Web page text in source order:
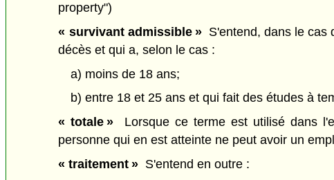
property")
« survivant admissible »S'entend, dans le cas
décès et qui a, selon le cas :
a) moins de 18 ans;
b) entre 18 et 25 ans et qui fait des études à
« totale » Lorsque ce terme est utilisé dans
personne qui en est atteinte ne peut avoir un
« traitement » S'entend en outre :